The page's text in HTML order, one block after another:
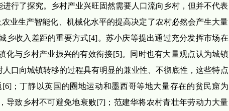
行了探究。乡村产业兴旺固然需要人口流向乡村，但并不代表
业生产智能化、机械化水平的提高决定了农村必然会产生大量
乡收入差距的重要方式[4]。苏小庆等提出通过充分发挥市场在
与乡村产业振兴的有效衔接[5]。同时也有大量观点认为城镇
口向城镇转移的过程具有明显的兼业性、不彻底性，这些特点
；丁静以英国的圈地运动和墨西哥等地大量存在的贫民窟为
致乡村不可避免地衰败[7]；范建华将农村青壮年劳动力大量